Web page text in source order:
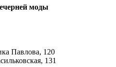
моды
Павлова, 120
131